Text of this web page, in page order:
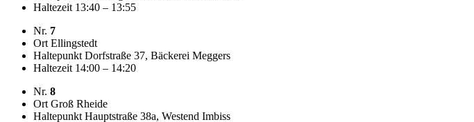
Haltezeit 13:40 – 13:55
Nr. 7
Ort Ellingstedt
Haltepunkt Dorfstraße 37, Bäckerei Meggers
Haltezeit 14:00 – 14:20
Nr. 8
Ort Groß Rheide
Haltepunkt Hauptstraße 38a, Westend Imbiss